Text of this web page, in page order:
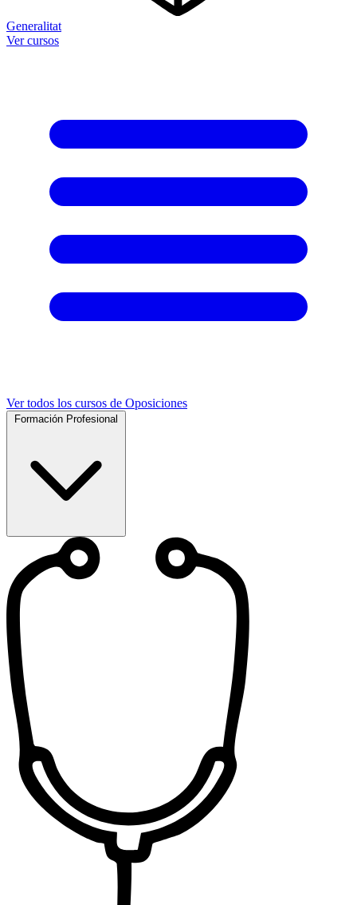
Generalitat
Ver cursos
Ver todos los cursos de Oposiciones
Formación Profesional